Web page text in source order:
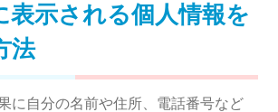
表示される個人情報を
法
に自分の名前や住所、電話番号など